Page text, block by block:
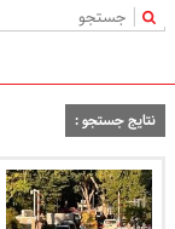
|
نتایج جستجو :